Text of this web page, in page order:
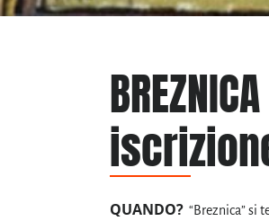
QUANDO? “Breznica” si